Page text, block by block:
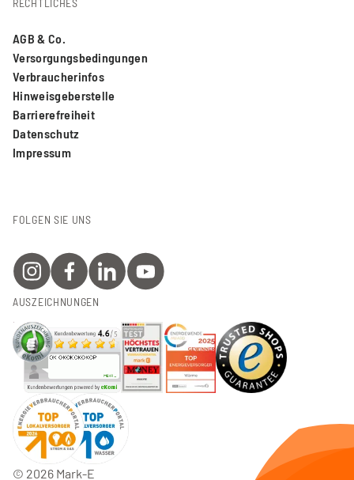
RECHTLICHES
AGB & Co.
Versorgungsbedingungen
Verbraucherinfos
Hinweisgeberstelle
Barrierefreiheit
Datenschutz
Impressum
FOLGEN SIE UNS
AUSZEICHNUNGEN
© 2026 Mark-E